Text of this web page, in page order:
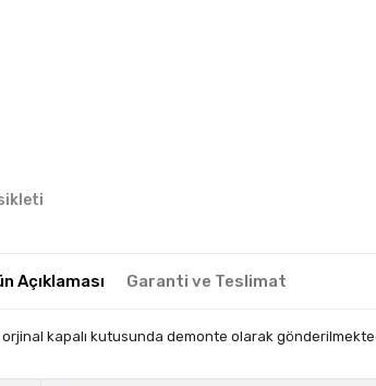
Açıklaması Garanti ve Teslimat
kapalı kutusunda demonte olarak